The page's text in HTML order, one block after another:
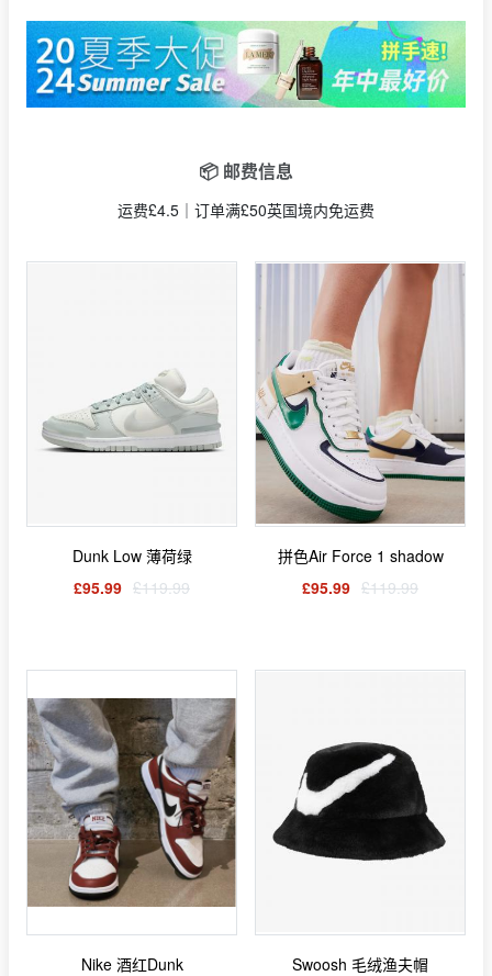
📦 邮费信息
运费£4.5｜订单满£50英国境内免运费
Dunk Low 薄荷绿
£95.99 £119.99
拼色Air Force 1 shadow
£95.99 £119.99
Nike 酒红Dunk Swoosh 毛绒渔夫帽